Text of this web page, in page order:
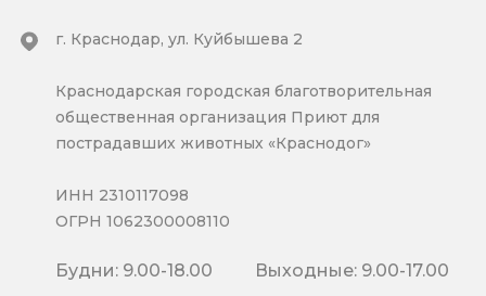
г. Краснодар, ул. Куйбышева 2
Краснодарская городская благотворительная
общественная организация Приют для
пострадавших животных «Краснодог»
ИНН 2310117098
ОГРН 1062300008110
Будни: 9.00-18.00 Выходные: 9.00-17.00